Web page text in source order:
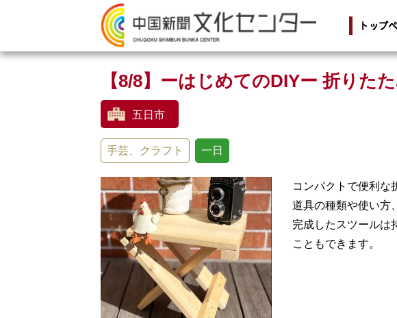
トップ
【8/8】ーはじめてのDIYー 折りた
五日市
手芸、クラフト 一日
コンパクトで便利な
道具の種類や使い方
完成したスツールは
こともできます。